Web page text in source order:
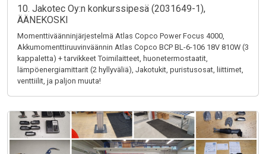
10. Jakotec Oy:n konkurssipesä (2031649-1),
ÄÄNEKOSKI
Momenttiväänninjärjestelmä Atlas Copco Power Focus 4000,
Akkumomenttiruuvinväännin Atlas Copco BCP BL-6-106 18V 810W (3
kappaletta) + tarvikkeet Toimilaitteet, huonetermostaatit,
lämpöenergiamittarit (2 hyllyväliä), Jakotukit, puristusosat, liittimet,
venttiilit, ja paljon muuta!